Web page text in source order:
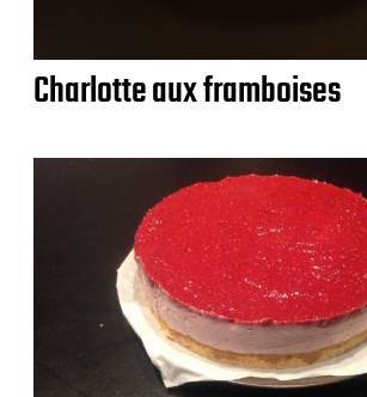
Charlotte aux framboises